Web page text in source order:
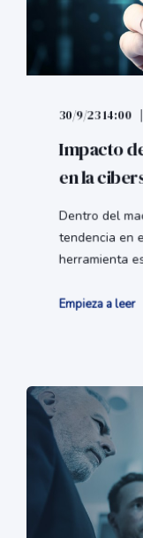
30/9/23 14:00
Impacto
en la
Dentro del
tendencia en
herramienta
Empieza a leer